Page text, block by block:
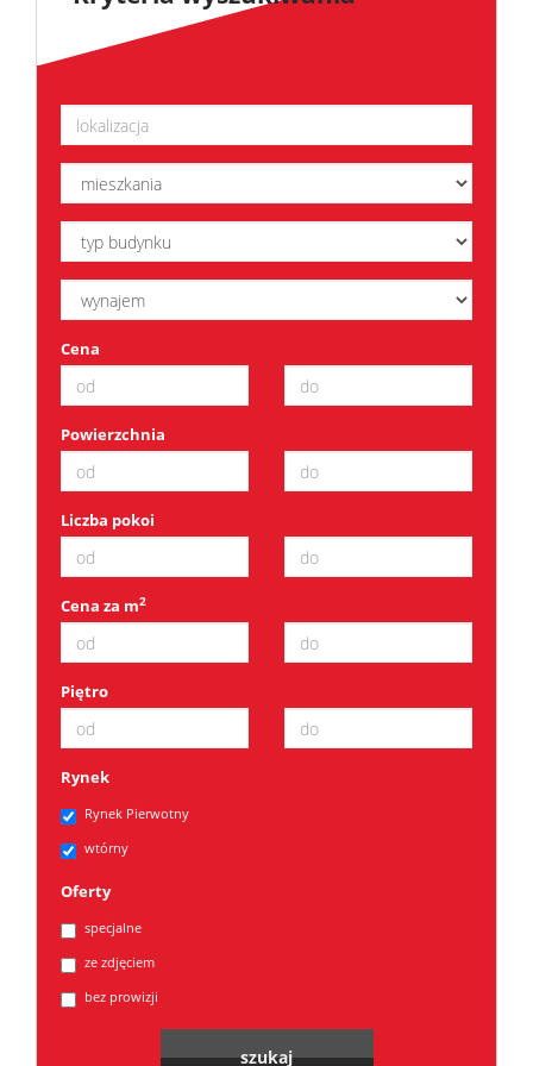
Cena
Powierzchnia
Liczba pokoi
Cena za m2
Piętro
Rynek
Rynek Pierwotny
wtórny
Oferty
specjalne
ze zdjęciem
bez prowizji